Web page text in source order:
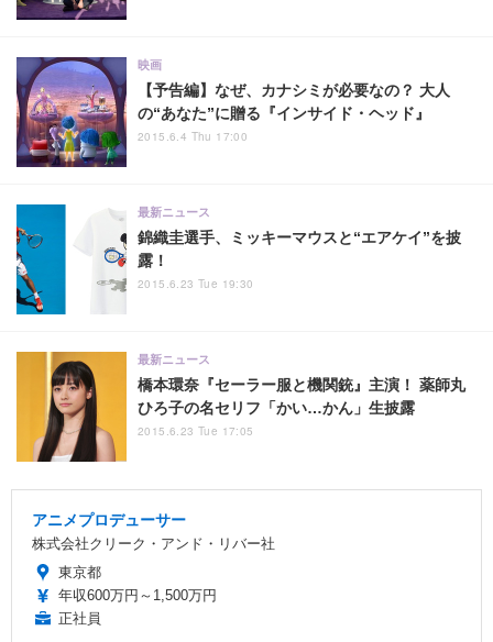
【予告編】なぜ、カナシミが必要なの？ 大人
の“あなた”に贈る『インサイド・ヘッド』
映画
2015.6.4 Thu 17:00
錦織圭選手、ミッキーマウスと“エアケイ”を披
露！
最新ニュース
2015.6.23 Tue 19:30
橋本環奈『セーラー服と機関銃』主演！ 薬師丸
ひろ子の名セリフ「かい…かん」生披露
最新ニュース
2015.6.23 Tue 17:05
アニメプロデューサー
株式会社クリーク・アンド・リバー社
東京都
年収600万円～1,500万円
正社員